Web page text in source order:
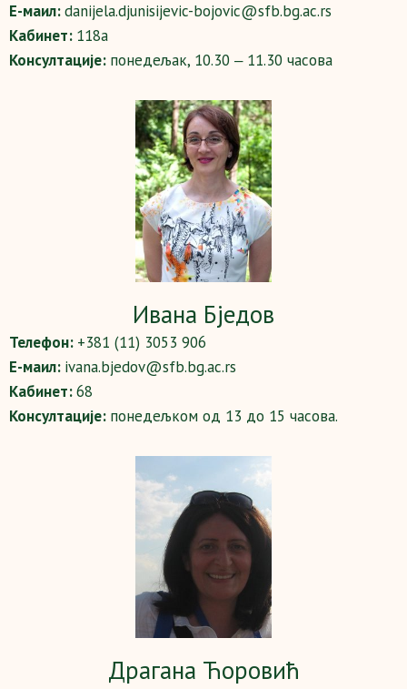
Е-маил:danijela.djunisijevic-bojovic@sfb.bg.ac.rs
Кабинет: 118a
Консултације: понедељак, 10.30 ‒ 11.30 часова
Ивана Бједов
Телефон: +381 (11) 3053 906
Е-маил: ivana.bjedov@sfb.bg.ac.rs
Кабинет:68
Консултације: понедељком од 13 до 15 часова.
Драгана Ћоровић